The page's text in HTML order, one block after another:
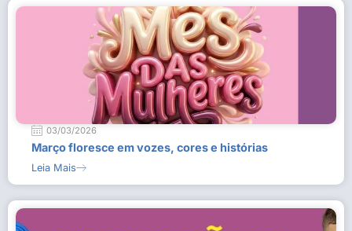
03/03/2026
Março floresce em vozes, cores e histórias
Leia Mais